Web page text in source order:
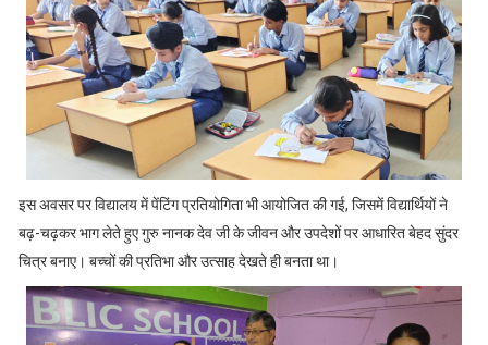
इस अवसर पर विद्यालय में पेंटिंग प्रतियोगिता भी आयोजित की गई, जिसमें विद्यार्थियों ने
बढ़-चढ़कर भाग लेते हुए गुरु नानक देव जी के जीवन और उपदेशों पर आधारित बेहद सुंदर
चित्र बनाए। बच्चों की प्रतिभा और उत्साह देखते ही बनता था।